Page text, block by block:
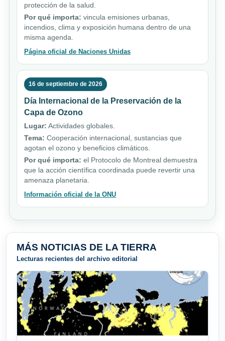
protección de la salud.
Por qué importa: vincula emisiones urbanas,
incendios, clima y exposición humana dentro de una
misma agenda.
Página oficial de Naciones Unidas
16 de septiembre de 2026
Día Internacional de la Preservación de la
Capa de Ozono
Lugar: Actividades globales.
Tema: Cooperación internacional, sustancias que
agotan el ozono y beneficios climáticos.
Por qué importa: el Protocolo de Montreal demuestra
que la acción científica coordinada puede revertir una
amenaza planetaria.
Información oficial de la ONU
MÁS NOTICIAS DE LA TIERRA
Lecturas recientes del archivo editorial